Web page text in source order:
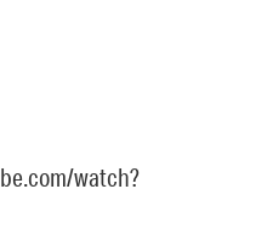
watch?